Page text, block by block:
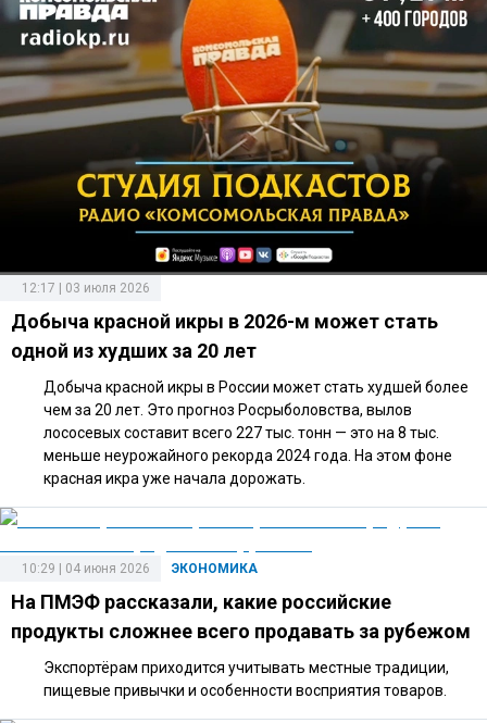
12:17 | 03 июля 2026
Добыча красной икры в 2026-м может стать
одной из худших за 20 лет
Добыча красной икры в России может стать худшей более
чем за 20 лет. Это прогноз Росрыболовства, вылов
лососевых составит всего 227 тыс. тонн — это на 8 тыс.
меньше неурожайного рекорда 2024 года. На этом фоне
красная икра уже начала дорожать.
ЭКОНОМИКА
10:29 | 04 июня 2026
На ПМЭФ рассказали, какие российские
продукты сложнее всего продавать за рубежом
Экспортёрам приходится учитывать местные традиции,
пищевые привычки и особенности восприятия товаров.